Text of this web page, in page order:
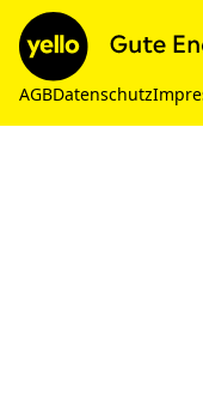
AGBDatenschutz